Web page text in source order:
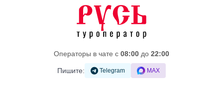
Операторы в чате c 08:00 до 22:00
Пишите: Telegram MAX